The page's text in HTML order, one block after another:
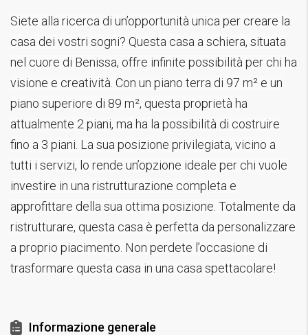
Siete alla ricerca di un’opportunità unica per creare la
casa dei vostri sogni? Questa casa a schiera, situata
nel cuore di Benissa, offre infinite possibilità per chi ha
visione e creatività. Con un piano terra di 97 m² e un
piano superiore di 89 m², questa proprietà ha
attualmente 2 piani, ma ha la possibilità di costruire
fino a 3 piani. La sua posizione privilegiata, vicino a
tutti i servizi, lo rende un’opzione ideale per chi vuole
investire in una ristrutturazione completa e
approfittare della sua ottima posizione. Totalmente da
ristrutturare, questa casa è perfetta da personalizzare
a proprio piacimento. Non perdete l’occasione di
trasformare questa casa in una casa spettacolare!
Informazione generale